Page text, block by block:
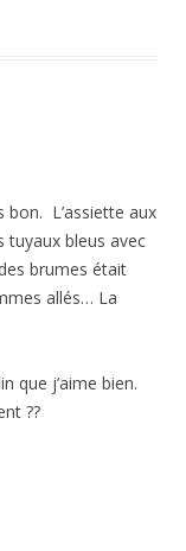
L’assiette aux
tuyaux bleus avec
brumes était
allés… La
que j’aime bien.
??